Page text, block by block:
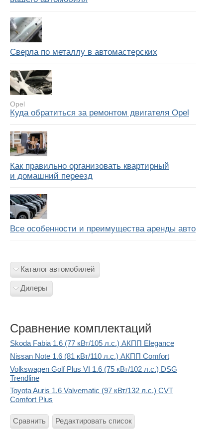
Сверла по металлу в автомастерских
Opel
Куда обратиться за ремонтом двигателя Opel
Как правильно организовать квартирный
и домашний переезд
Все особенности и преимущества аренды авто
Каталог автомобилей
Дилеры
Сравнение комплектаций
Skoda Fabia 1.6 (77 кВт/105 л.с.) АКПП Elegance
Nissan Note 1.6 (81 кВт/110 л.с.) АКПП Comfort
Volkswagen Golf Plus VI 1.6 (75 кВт/102 л.с.) DSG
Trendline
Toyota Auris 1.6 Valvematic (97 кВт/132 л.с.) CVT
Comfort Plus
Сравнить Редактировать список